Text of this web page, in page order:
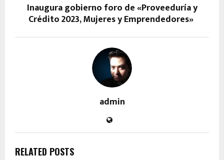
Inaugura gobierno foro de «Proveeduría y
Crédito 2023, Mujeres y Emprendedores»
admin
RELATED POSTS